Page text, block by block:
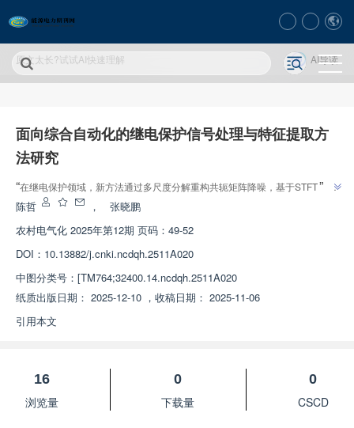
原文太长?试试AI快速理解 AI导读
面向综合自动化的继电保护信号处理与特征提取方
法研究
“在继电保护领域，新方法通过多尺度分解重构共轭矩阵降噪，基于STFT与小
波能量谱分析自动化处理信号，引入MFCC特征提取，提升故障识别稳定性与
”
陈哲 ，
张晓鹏
农村电气化 2025年第12期 页码：49-52
DOI： 10.13882/j.cnki.ncdqh.2511A020
中图分类号： [TM764;32400.14.ncdqh.2511A020
纸质出版日期： 2025-12-10 ， 收稿日期： 2025-11-06
引用本文
16
浏览量
0
下载量
0
CSCD